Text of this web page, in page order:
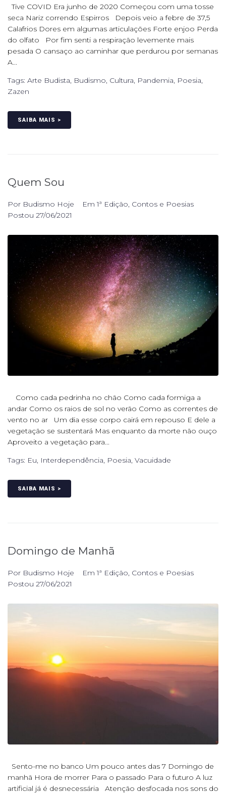
Tive COVID Era junho de 2020 Começou com uma tosse
seca Nariz correndo Espirros Depois veio a febre de 37,5
Calafrios Dores em algumas articulações Forte enjoo Perda
do olfato Por fim senti a respiração levemente mais
pesada O cansaço ao caminhar que perdurou por semanas
A...
Tags: Arte Budista, Budismo, Cultura, Pandemia, Poesia,
Zazen
SAIBA MAIS >
Quem Sou
Por Budismo Hoje Em1ª Edição, Contos e Poesias
Postou 27/06/2021
Como cada pedrinha no chão Como cada formiga a
andar Como os raios de sol no verão Como as correntes de
vento no ar Um dia esse corpo cairá em repouso E dele a
vegetação se sustentará Mas enquanto da morte não ouço
Aproveito a vegetação para...
Tags: Eu, Interdependência, Poesia, Vacuidade
SAIBA MAIS >
Domingo de Manhã
Por Budismo Hoje Em1ª Edição, Contos e Poesias
Postou 27/06/2021
Sento-me no banco Um pouco antes das 7 Domingo de
manhã Hora de morrer Para o passado Para o futuro A luz
artificial já é desnecessária Atenção desfocada nos sons do